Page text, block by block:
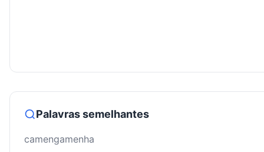
Palavras semelhantes
camengamenha